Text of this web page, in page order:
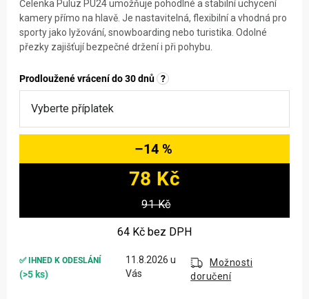
Čelenka Puluz PU24 umožňuje pohodlné a stabilní uchycení
kamery přímo na hlavě. Je nastavitelná, flexibilní a vhodná pro
sporty jako lyžování, snowboarding nebo turistika. Odolné
přezky zajišťují bezpečné držení i při pohybu.
Prodloužené vrácení do 30 dnů ?
91 Kč
–14 %
78 Kč
64 Kč bez DPH
✅ IHNED K ODESLÁNÍ
(>5 ks)
11.8.2026
Možnosti
doručení